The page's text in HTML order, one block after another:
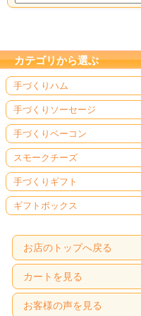
カテゴリから選ぶ
手づくりハム
手づくりソーセージ
手づくりベーコン
スモークチーズ
手づくりギフト
ギフトボックス
お店のトップへ戻る
カートを見る
お客様の声を見る